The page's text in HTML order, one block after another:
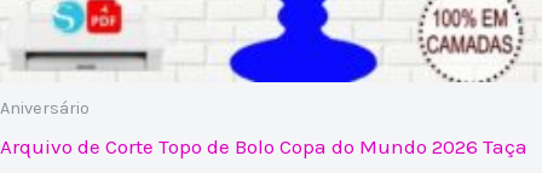
Aniversário
Arquivo de Corte Topo de Bolo Copa do Mundo 2026 Taça